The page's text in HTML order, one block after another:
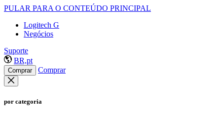
PULAR PARA O CONTEÚDO PRINCIPAL
Logitech G
Negócios
Suporte
BR,pt
Comprar Comprar
por categoria